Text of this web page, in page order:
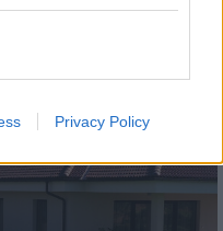
Privacy Policy